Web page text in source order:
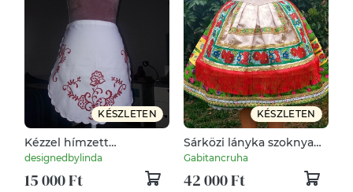
KÉSZLETEN
Kézzel hímzett
(menyecske) kötény a
80-as évekből
designedbylinda
15 000 Ft
KÉSZLETEN
Sárközi lányka szoknya
köténnyel
Gabitancruha
42 000 Ft